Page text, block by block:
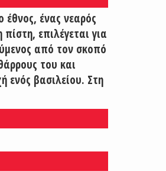
έθνος, ένας νεαρός
επιλέγεται για
από τον σκοπό
του και
ενός βασιλείου. Στη